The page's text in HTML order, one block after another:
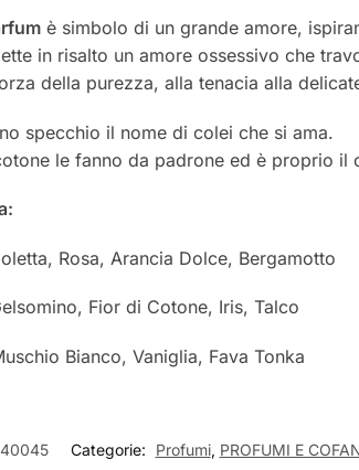
è simbolo di un grande amore,
in risalto un amore ossessivo che
della purezza, alla tenacia alla
specchio il nome di colei che si ama.
le fanno da padrone ed è proprio
Rosa, Arancia Dolce, Bergamotto
Fior di Cotone, Iris, Talco
Bianco, Vaniglia, Fava Tonka
Categorie: Profumi, PROFUMI E